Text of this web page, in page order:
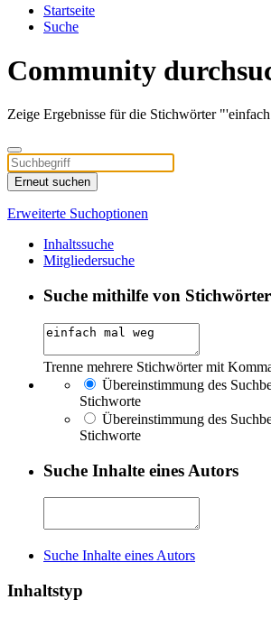
Startseite
Suche
Community
Zeige Ergebnisse für die Stichwörter
Erneut suchen
Erweiterte Suchoptionen
Inhaltssuche
Mitgliedersuche
Suche mithilfe von
Trenne mehrere Stichwörter mit
Übereinstimmung des
Stichworte
Übereinstimmung des
Stichworte
Suche Inhalte eines Autors
Suche Inhalte eines Autors
Inhaltstyp